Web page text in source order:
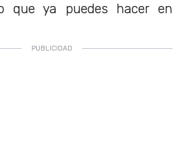
que ya puedes hacer en